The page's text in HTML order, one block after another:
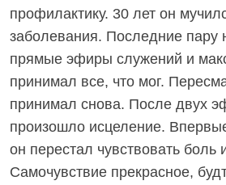
профилактику. 30 лет он
заболевания. Последние пару
прямые эфиры служений и
принимал все, что мог.
принимал снова. После двух
произошло исцеление.
он перестал чувствовать боль
Самочувствие прекрасное,